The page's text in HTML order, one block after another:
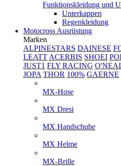
Funktionskleidung und
Unterkappen
Regenkleidung
Motocross Ausrüstung
Marken
ALPINESTARS DAINESE
LEATT ACERBIS SHOEI
JUST1 FLY RACING
JOPA THOR 100% GAERNE
MX-Hose
MX Dresi
MX Handschuhe
MX Helme
MX-Brille